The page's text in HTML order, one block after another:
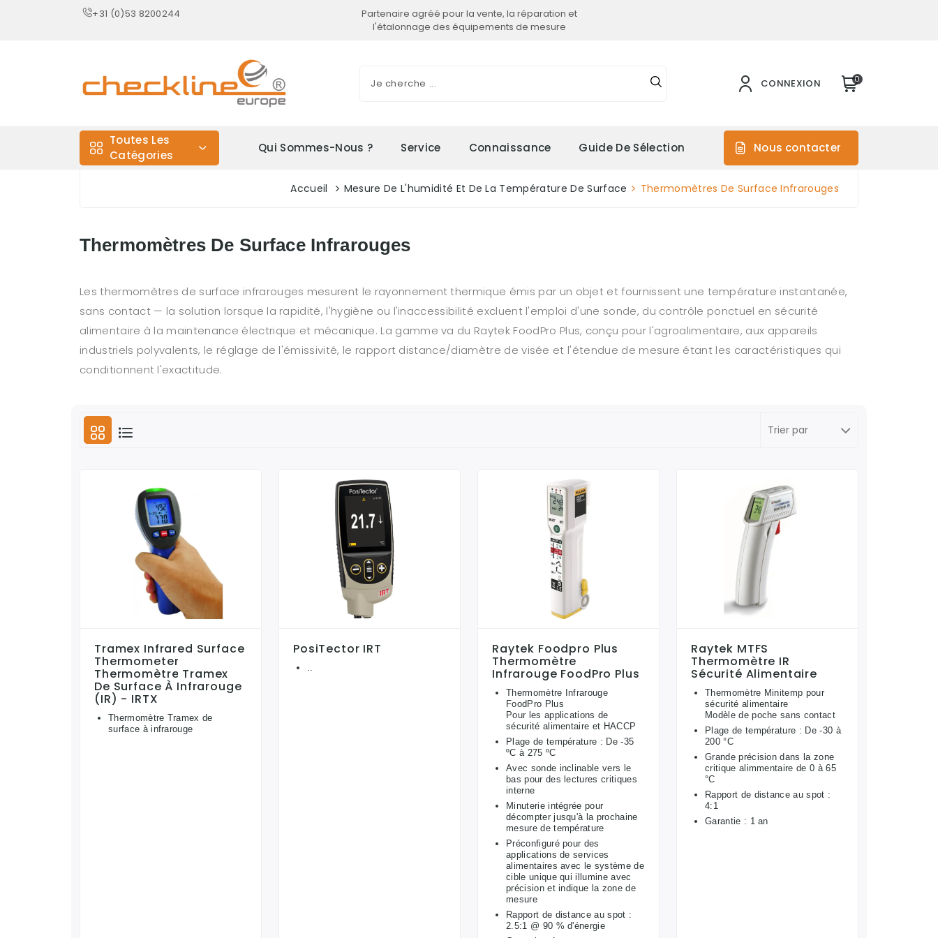
+31 (0)53 8200244
Partenaire agréé pour la vente, la réparation et
l'étalonnage des équipements de mesure
CONNEXION 0
Toutes Les
Catégories
Qui Sommes-Nous ? Service Connaissance Guide De Sélection Nous contacter
Accueil Mesure De L'humidité Et De La Température De Surface Thermomètres De Surface Infrarouges
Thermomètres De Surface Infrarouges
Les thermomètres de surface infrarouges mesurent le rayonnement thermique émis par un objet et fournissent une température instantanée,
sans contact — la solution lorsque la rapidité, l'hygiène ou l'inaccessibilité excluent l'emploi d'une sonde, du contrôle ponctuel en sécurité
alimentaire à la maintenance électrique et mécanique. La gamme va du Raytek FoodPro Plus, conçu pour l'agroalimentaire, aux appareils
industriels polyvalents, le réglage de l'émissivité, le rapport distance/diamètre de visée et l'étendue de mesure étant les caractéristiques qui
conditionnent l'exactitude.
Tramex Infrared Surface
Thermometer
Thermomètre Tramex
De Surface À Infrarouge
(IR) - IRTX
Thermomètre Tramex de
surface à infrarouge
PosiTector IRT Raytek Foodpro Plus
Thermomètre
Infrarouge FoodPro Plus
Thermomètre Infrarouge
FoodPro Plus
Pour les applications de
sécurité alimentaire et HACCP
Plage de température : De -35
ºC à 275 ºC
Avec sonde inclinable vers le
bas pour des lectures critiques
interne
Minuterie intégrée pour
décompter jusqu'à la prochaine
mesure de température
Préconfiguré pour des
applications de services
alimentaires avec le système de
cible unique qui illumine avec
précision et indique la zone de
mesure
Rapport de distance au spot :
2.5:1 @ 90 % d'énergie
Raytek MTFS
Thermomètre IR
Sécurité Alimentaire
Thermomètre Minitemp pour
sécurité alimentaire
Modèle de poche sans contact
Plage de température : De -30 à
200 °C
Grande précision dans la zone
critique alimmentaire de 0 à 65
°C
Rapport de distance au spot :
4:1
Garantie : 1 an